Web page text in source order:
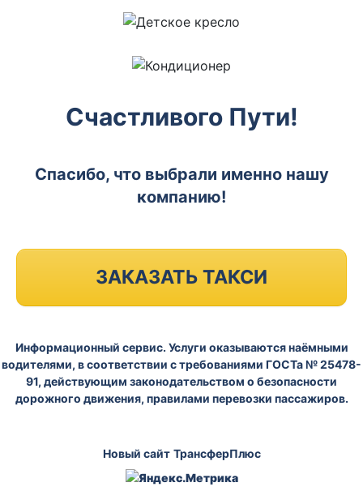
Счастливого Пути!
Спасибо, что выбрали именно нашу
компанию!
ЗАКАЗАТЬ ТАКСИ
Информационный сервис. Услуги оказываются наёмными
водителями, в соответствии с требованиями ГОСТа № 25478-
91, действующим законодательством о безопасности
дорожного движения, правилами перевозки пассажиров.
Новый сайт ТрансферПлюс